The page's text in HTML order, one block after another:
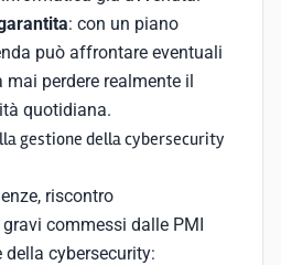
: con un piano
può affrontare eventuali
perdere realmente il
quotidiana.
gestione della cybersecurity
riscontro
commessi dalle PMI
cybersecurity: